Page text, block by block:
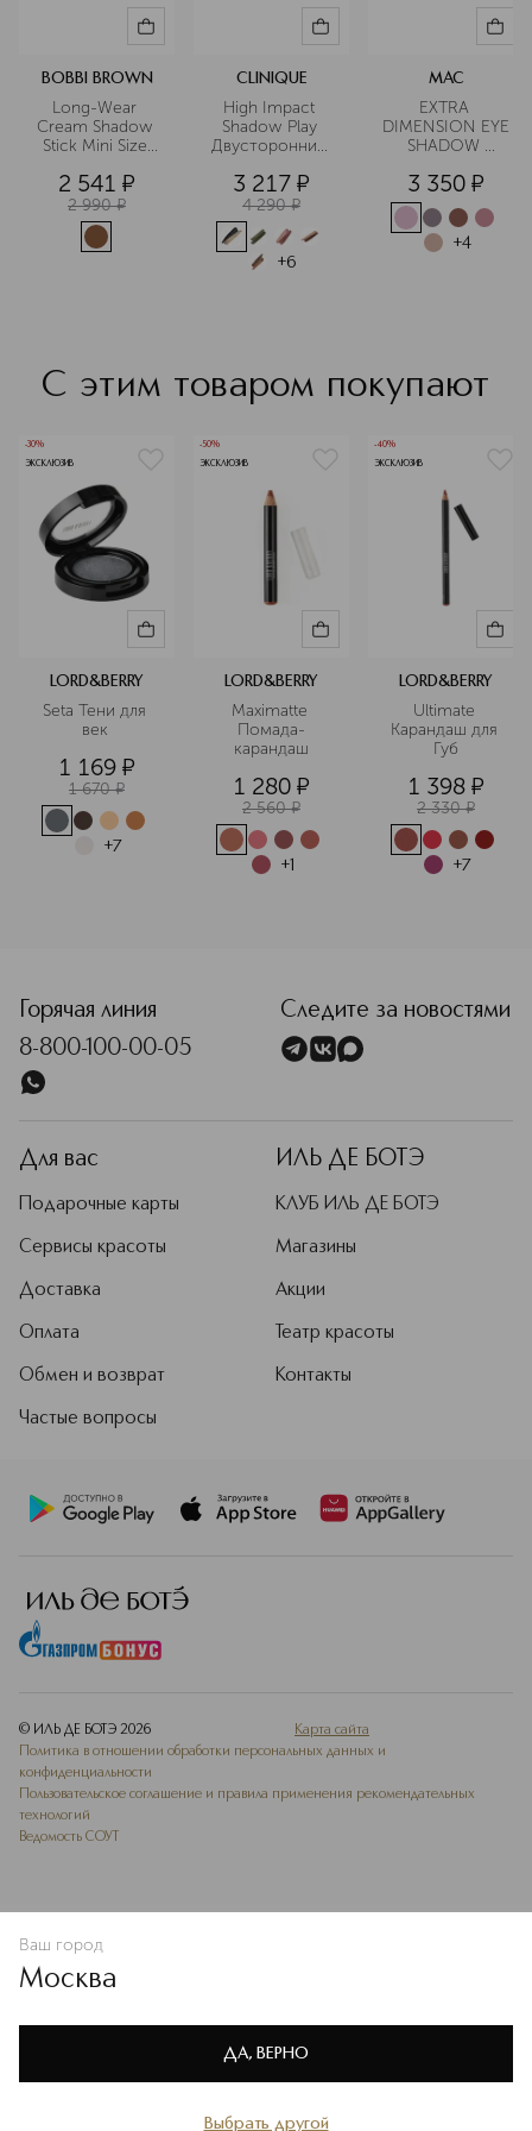
Политике конфиденциальности
BOBBI BROWN
Long-Wear
Cream Shadow
Stick Mini Size
тени для век в
мини-формате
2 541 ¤
2 990 ¤
CLINIQUE
High Impact
Shadow Play
Двусторонние
карандаше
3 217 ¤
4 290 ¤
+6
MAC
EXTRA
DIMENSION EYE
SHADOW
3 350 ¤
+4
С этим товаром покупают
-30%
ЭКСКЛЮЗИВ
LORD&BERRY
Seta Тени для
1 169 ¤
1 670 ¤
+7
-50%
ЭКСКЛЮЗИВ
LORD&BERRY
Maximatte
Помада-
карандаш
1 280 ¤
2 560 ¤
+1
-40%
ЭКСКЛЮЗИВ
LORD&BERRY
Ultimate
Карандаш для
Губ
1 398 ¤
2 330 ¤
+7
Горячая линия
8-800-100-00-05
Следите за новостями
Для вас
Подарочные карты
Сервисы красоты
Доставка
Оплата
Обмен и возврат
Частые вопросы
ИЛЬ ДЕ БОТЭ
КЛУБ ИЛЬ ДЕ БОТЭ
Магазины
Акции
Театр красоты
Контакты
© ИЛЬ ДЕ БОТЭ 2026
Карта сайта
Политика в отношении обработки персональных данных и
конфиденциальности
Пользовательское соглашение и правила применения рекомендательных
технологий
Ведомость СОУТ
Ваш город
Москва
Выбрать другой
ДА, ВЕРНО